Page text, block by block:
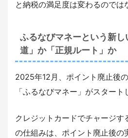
と納税の満足度は変わるのでは
ふるなびマネーという新
道」か「正規ルート」か
2025年12月、ポイント廃止後
「ふるなびマネー」がスタート
クレジットカードでチャージす
の仕組みは、ポイント廃止後の